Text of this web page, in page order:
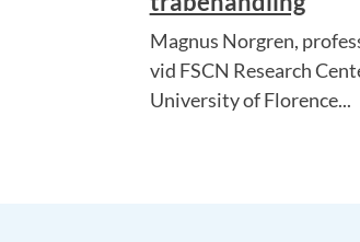
Magnus Norgren,
vid FSCN Research
University of Florence...